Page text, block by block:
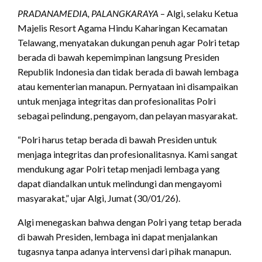
PRADANAMEDIA, PALANGKARAYA – Algi, selaku Ketua
Majelis Resort Agama Hindu Kaharingan Kecamatan
Telawang, menyatakan dukungan penuh agar Polri tetap
berada di bawah kepemimpinan langsung Presiden
Republik Indonesia dan tidak berada di bawah lembaga
atau kementerian manapun. Pernyataan ini disampaikan
untuk menjaga integritas dan profesionalitas Polri
sebagai pelindung, pengayom, dan pelayan masyarakat.
“Polri harus tetap berada di bawah Presiden untuk
menjaga integritas dan profesionalitasnya. Kami sangat
mendukung agar Polri tetap menjadi lembaga yang
dapat diandalkan untuk melindungi dan mengayomi
masyarakat,” ujar Algi, Jumat (30/01/26).
Algi menegaskan bahwa dengan Polri yang tetap berada
di bawah Presiden, lembaga ini dapat menjalankan
tugasnya tanpa adanya intervensi dari pihak manapun.